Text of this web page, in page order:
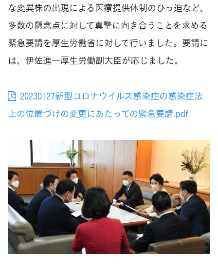
な変異株の出現による医療提供体制のひっ迫など、
多数の懸念点に対して真摯に向き合うことを求める
緊急要請を厚生労働省に対して行いました。要請に
は、伊佐進一厚生労働副大臣が応じました。
20230127新型コロナウイルス感染症の感染症法
上の位置づけの変更にあたっての緊急要請.pdf